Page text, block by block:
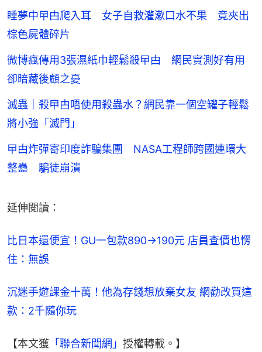
睡夢中曱甴爬入耳 女子自救灌漱口水不果 竟夾出
棕色屍體碎片
微博瘋傳用3張濕紙巾輕鬆殺曱甴 網民實測好有用
卻暗藏後顧之憂
滅蟲｜殺曱甴唔使用殺蟲水？網民靠一個空罐子輕鬆
將小強「滅門」
曱甴炸彈寄印度詐騙集團 NASA工程師跨國連環大
整蠱 騙徒崩潰
延伸閱讀：
比日本還便宜！GU一包款890→190元 店員查價也愣
住：無誤
沉迷手遊課金十萬！他為存錢想放棄女友 網勸改買這
款：2千隨你玩
【本文獲 「聯合新聞網」 授權轉載。】